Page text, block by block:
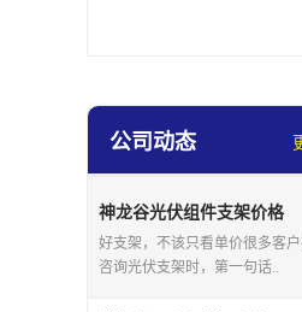
公司动态
神龙谷光伏组件支架价格
好支架，不该只看单价很多客
咨询光伏支架时，第一句话..